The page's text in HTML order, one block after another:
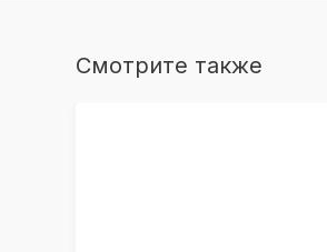
Смотрите также